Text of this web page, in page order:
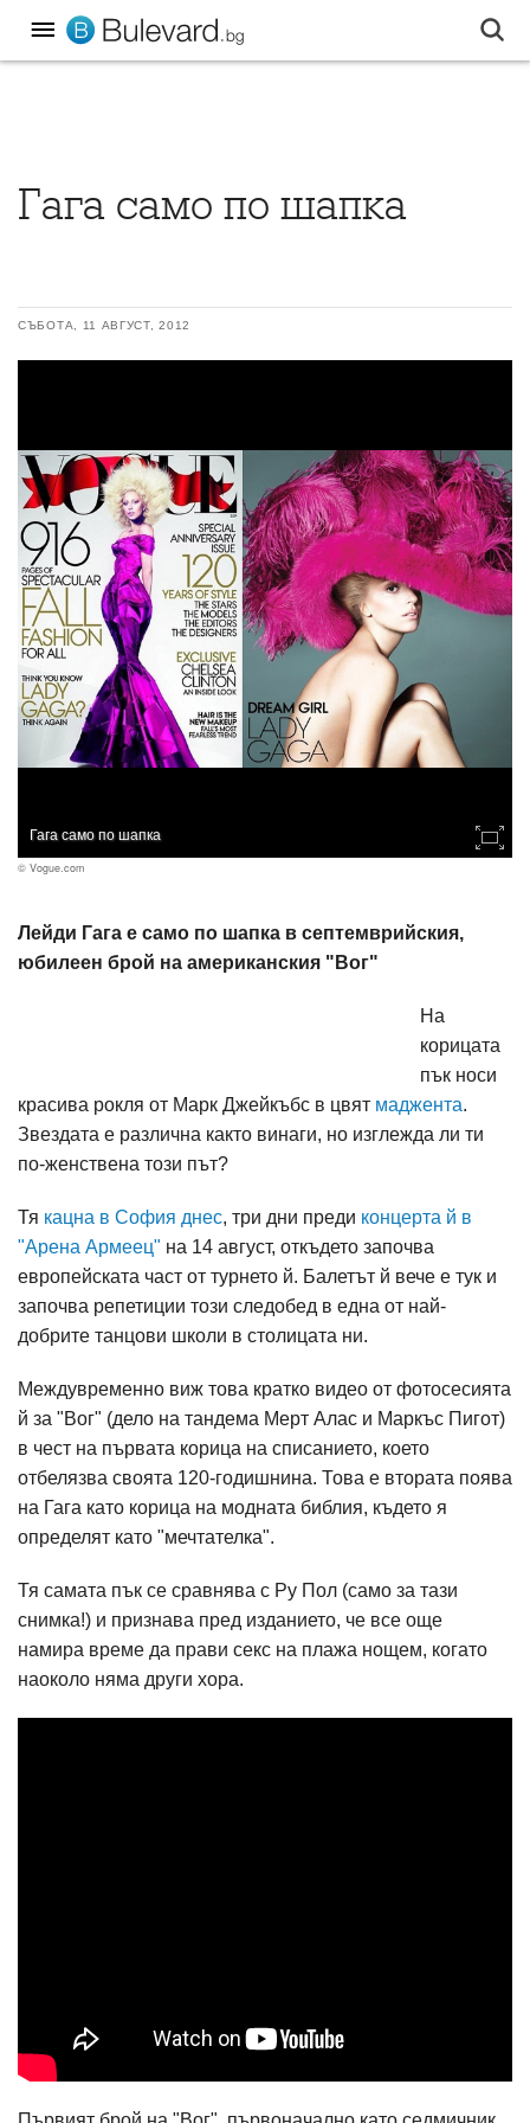
Гага само по шапка
СЪБОТА, 11 АВГУСТ, 2012
Гага само по шапка
© Vogue.com
Лейди Гага е само по шапка в септемврийския,
юбилеен брой на американския "Вог"
На
корицата
пък носи
красива рокля от Марк Джейкъбс в цвят маджента.
Звездата е различна както винаги, но изглежда ли ти
по-женствена този път?
Тя кацна в София днес, три дни преди концерта й в
"Арена Армеец" на 14 август, откъдето започва
европейската част от турнето й. Балетът й вече е тук и
започва репетиции този следобед в една от най-
добрите танцови школи в столицата ни.
Междувременно виж това кратко видео от фотосесията
й за "Вог" (дело на тандема Мерт Алас и Маркъс Пигот)
в чест на първата корица на списанието, което
отбелязва своята 120-годишнина. Това е втората поява
на Гага като корица на модната библия, където я
определят като "мечтателка".
Тя самата пък се сравнява с Ру Пол (само за тази
снимка!) и признава пред изданието, че все още
намира време да прави секс на плажа нощем, когато
наоколо няма други хора.